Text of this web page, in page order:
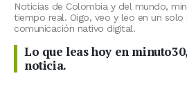
Noticias de Colombia y del mundo,
tiempo real. Oigo, veo y leo en un solo
comunicación nativo digital.
Lo que leas hoy en
noticia.